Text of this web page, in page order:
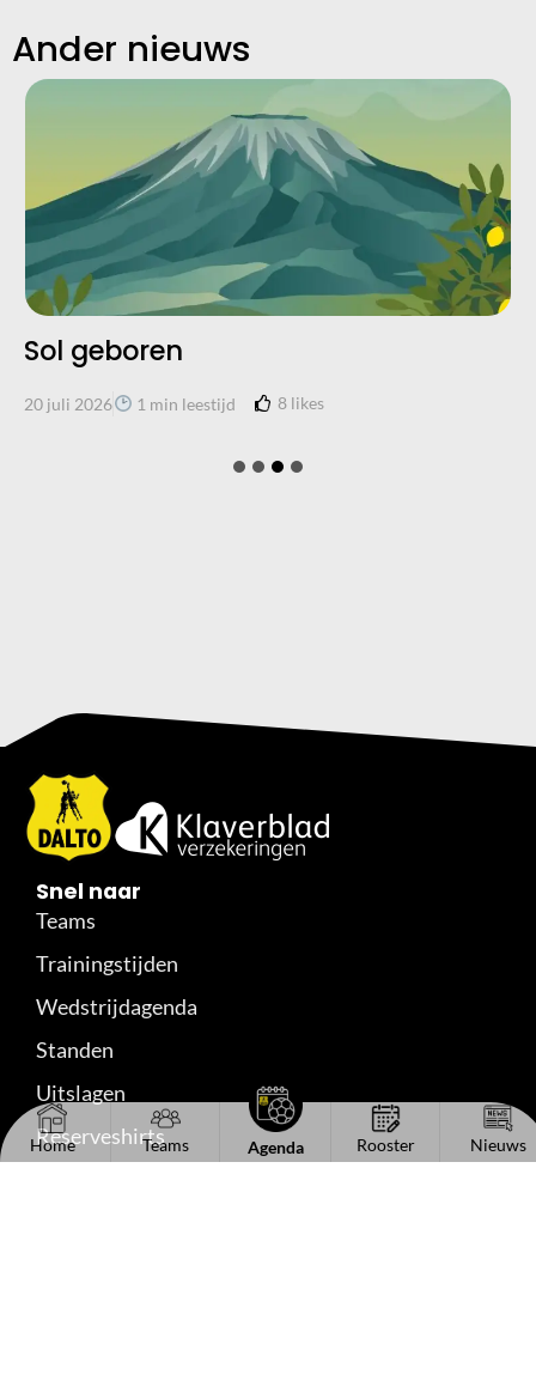
Home Teams Agenda Rooster Nieuws
Ander nieuws
Sol geboren
20 juli 2026 1 min leestijd 8likes
Snel naar
Teams
Trainingstijden
Wedstrijdagenda
Standen
Uitslagen
Reserveshirts